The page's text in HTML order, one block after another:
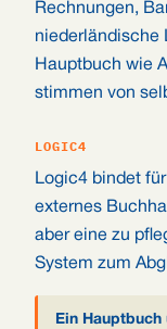
Rechnungen,
niederländische
Hauptbuch wie
stimmen von
LOGIC4
Logic4 bindet
externes
aber eine zu
System zum
Ein